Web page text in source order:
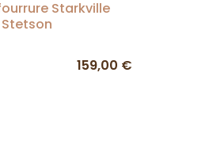
Starkville
159,00 €